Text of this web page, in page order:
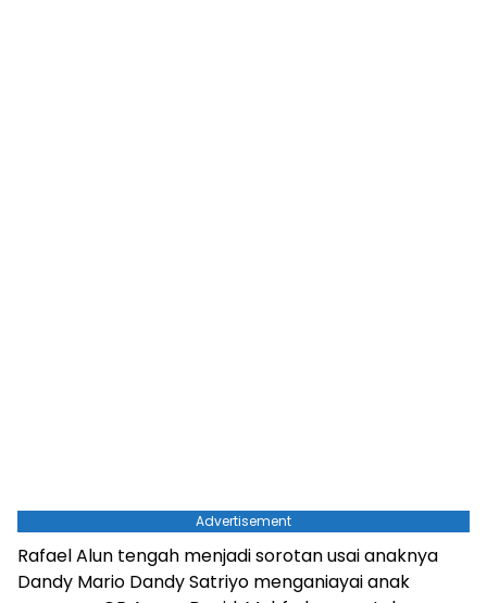
Advertisement
Rafael Alun tengah menjadi sorotan usai anaknya
Dandy Mario Dandy Satriyo menganiayai anak